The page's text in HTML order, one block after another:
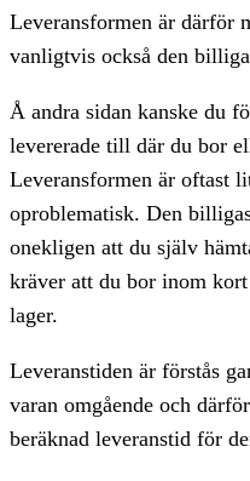
Leveransformen är därför
vanligtvis också den
Å andra sidan kanske du
levererade till där du bor
Leveransformen är oftast
oproblematisk. Den
onekligen att du själv
kräver att du bor inom
lager.
Leveranstiden är förstås
varan omgående och
beräknad leveranstid för